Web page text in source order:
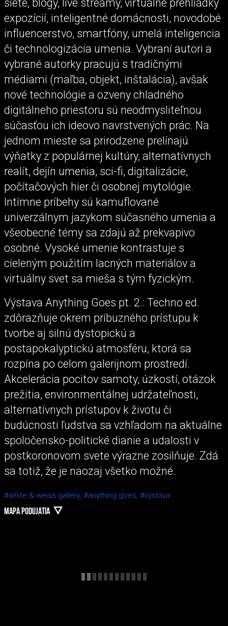
siete, blogy, live streamy, virtuálne prehliadky
expozícií, inteligentné domácnosti, novodobé
influencerstvo, smartfóny, umelá inteligencia
či technologizácia umenia. Vybraní autori a
vybrané autorky pracujú s tradičnými
médiami (maľba, objekt, inštalácia), avšak
nové technológie a ozveny chladného
digitálneho priestoru sú neodmysliteľnou
súčasťou ich ideovo navrstvených prác. Na
jednom mieste sa prirodzene prelínajú
výňatky z populárnej kultúry, alternatívnych
realít, dejín umenia, sci-fi, digitalizácie,
počítačových hier či osobnej mytológie.
Intímne príbehy sú kamuflované
univerzálnym jazykom súčasného umenia a
všeobecné témy sa zdajú až prekvapivo
osobné. Vysoké umenie kontrastuje s
cieleným použitím lacných materiálov a
virtuálny svet sa mieša s tým fyzickým.
Výstava Anything Goes pt. 2.: Techno ed.
zdôrazňuje okrem príbuzného prístupu k
tvorbe aj silnú dystopickú a
postapokalyptickú atmosféru, ktorá sa
rozpína po celom galerijnom prostredí.
Akcelerácia pocitov samoty, úzkostí, otázok
prežitia, environmentálnej udržateľnosti,
alternatívnych prístupov k životu či
budúcnosti ľudstva sa vzhľadom na aktuálne
spoločensko-politické dianie a udalosti v
postkoronovom svete výrazne zosilňuje. Zdá
sa totiž, že je naozaj všetko možné.
#white & weiss gallery, #anything goes, #výstava
MAPA PODUJATIA